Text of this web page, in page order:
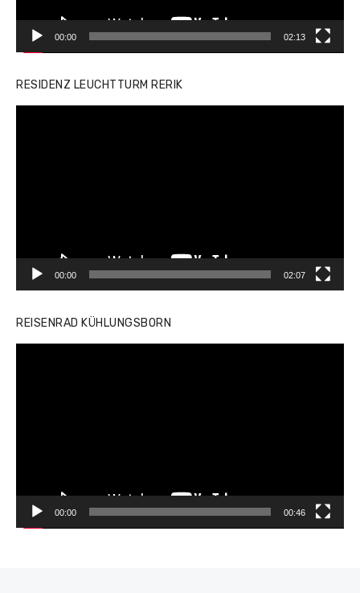
00:00 02:13
RESIDENZ LEUCHTTURM RERIK
00:00 02:07
REISENRAD KÜHLUNGSBORN
00:00 00:46